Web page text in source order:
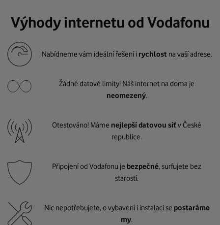
Výhody internetu od Vodafonu
Nabídneme vám ideální řešení i rychlost na vaší adrese.
Žádné datové limity! Náš internet na doma je
neomezený.
Otestováno! Máme nejlepší datovou síťv České
republice.
Připojení od Vodafonu je bezpečné, surfujete bez
starostí.
Nic nepotřebujete, o vybavení i instalaci se postaráme
my.